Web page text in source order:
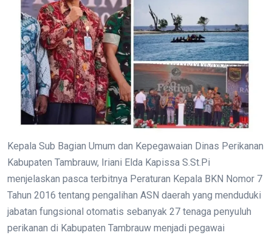
Kepala Sub Bagian Umum dan Kepegawaian Dinas Perikanan
Kabupaten Tambrauw, Iriani Elda Kapissa S.St.Pi
menjelaskan pasca terbitnya Peraturan Kepala BKN Nomor 7
Tahun 2016 tentang pengalihan ASN daerah yang menduduki
jabatan fungsional otomatis sebanyak 27 tenaga penyuluh
perikanan di Kabupaten Tambrauw menjadi pegawai